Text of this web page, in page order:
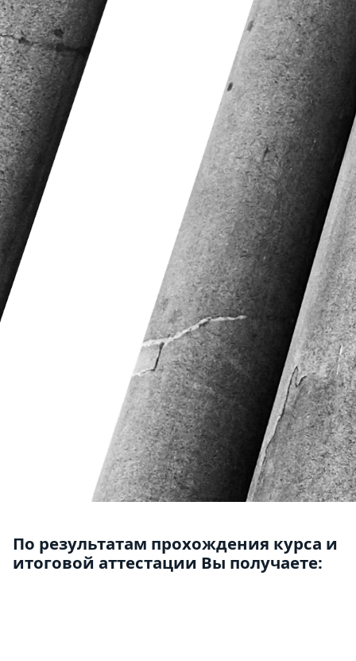
По результатам прохождения курса и
итоговой аттестации Вы получаете: